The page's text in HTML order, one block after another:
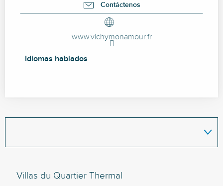
Contáctenos
www.vichymonamour.fr
Idiomas hablados
Idiomas hablados
Villas du Quartier Thermal